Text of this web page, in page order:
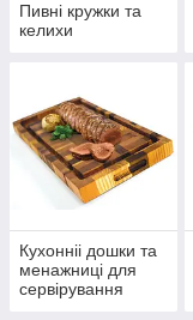
Пивні кружки та
келихи
Кухонніі дошки та
менажниці для
сервірування